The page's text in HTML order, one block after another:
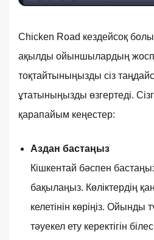
Chicken Road кездейсоқ
ақылды ойыншылардың
тоқтайтыныңызды сіз
ұтатыныңызды өзгертеді.
қарапайым кеңестер:
Аздан бастаңыз
Кішкентай бәспен
бақылаңыз. Көліктердің
келетінін көріңіз. Ойынды
тәуекел ету керектігін